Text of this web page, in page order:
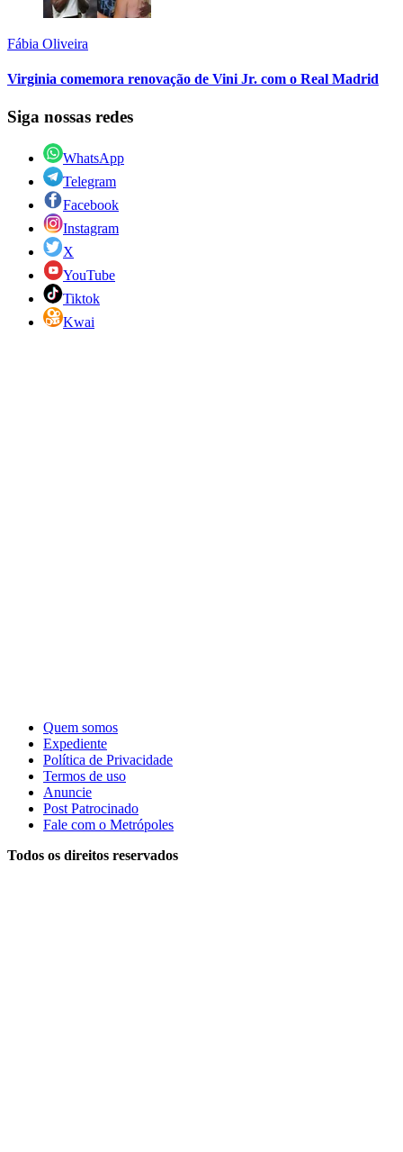
Fábia Oliveira
Virginia comemora renovação de Vini Jr. com o Real Madrid
Siga nossas redes
WhatsApp
Telegram
Facebook
Instagram
X
YouTube
Tiktok
Kwai
Quem somos
Expediente
Política de Privacidade
Termos de uso
Anuncie
Post Patrocinado
Fale com o Metrópoles
Todos os direitos reservados